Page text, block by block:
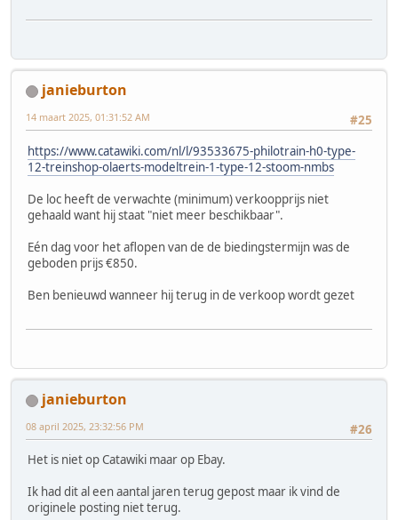
janieburton
#25
14 maart 2025, 01:31:52 AM
https://www.catawiki.com/nl/l/93533675-philotrain-h0-type-
12-treinshop-olaerts-modeltrein-1-type-12-stoom-nmbs
De loc heeft de verwachte (minimum) verkoopprijs niet
gehaald want hij staat "niet meer beschikbaar".
Eén dag voor het aflopen van de de biedingstermijn was de
geboden prijs €850.
Ben benieuwd wanneer hij terug in de verkoop wordt gezet
janieburton
#26
08 april 2025, 23:32:56 PM
Het is niet op Catawiki maar op Ebay.
Ik had dit al een aantal jaren terug gepost maar ik vind de
originele posting niet terug.